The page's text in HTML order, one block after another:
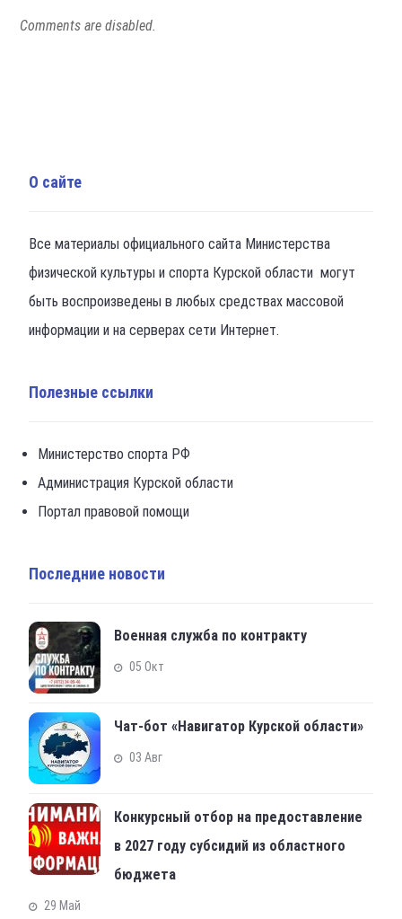
Comments are disabled.
О сайте
Все материалы официального сайта Министерства
физической культуры и спорта Курской области могут
быть воспроизведены в любых средствах массовой
информации и на серверах сети Интернет.
Полезные ссылки
Министерство спорта РФ
Администрация Курской области
Портал правовой помощи
Последние новости
Военная служба по контракту
05 Окт
Чат-бот «Навигатор Курской области»
03 Авг
Конкурсный отбор на предоставление
в 2027 году субсидий из областного
бюджета
29 Май